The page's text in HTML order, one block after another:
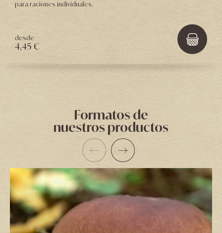
para raciones individuales.
desde
4,45 €
Formatos de
nuestros productos